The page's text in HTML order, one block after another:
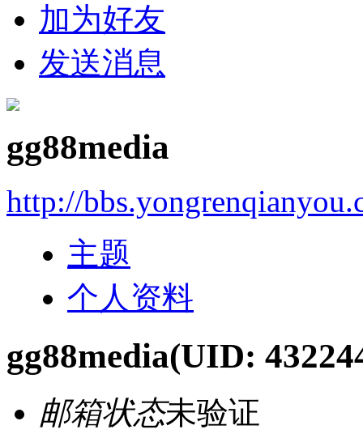
加为好友
发送消息
gg88media
http://
主题
个人资料
gg88media(UID:
邮箱状态未验证